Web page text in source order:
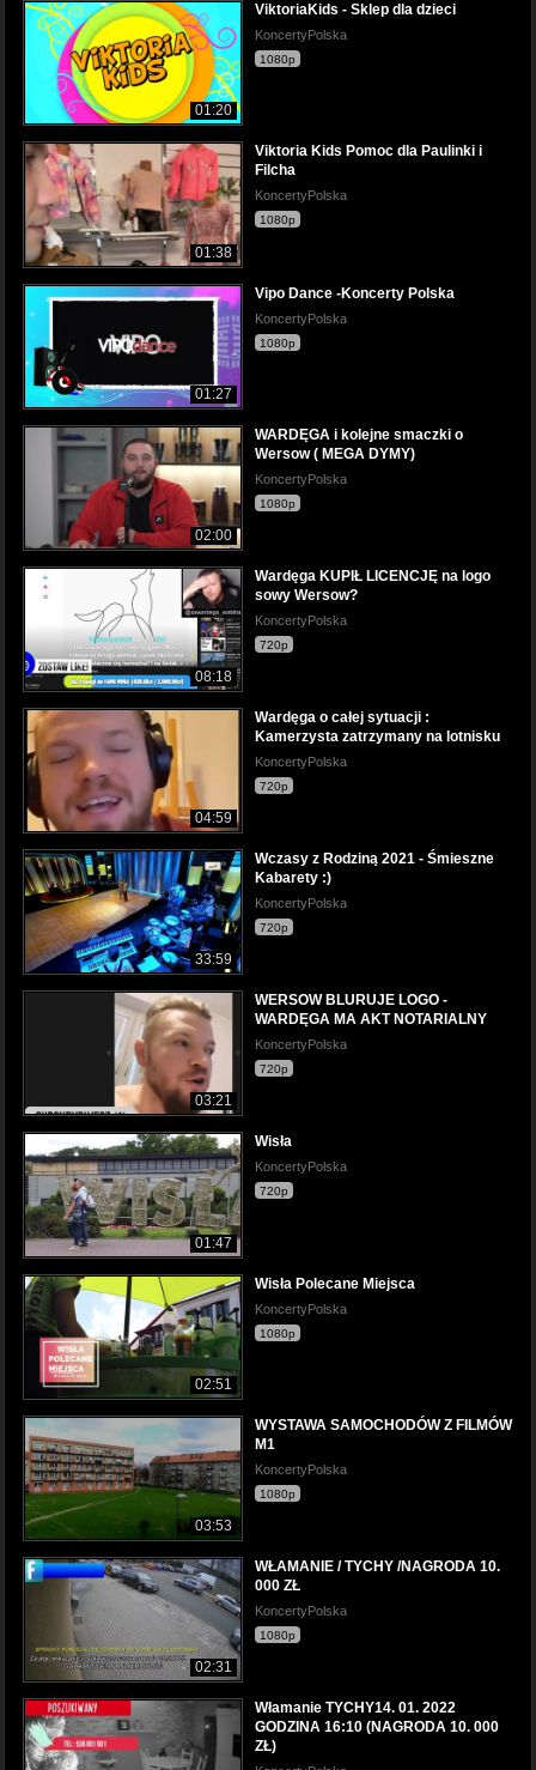
01:20
ViktoriaKids - Sklep dla dzieci
KoncertyPolska
1080p
01:38
Viktoria Kids Pomoc dla Paulinki i
Filcha
KoncertyPolska
1080p
01:27
Vipo Dance -Koncerty Polska
KoncertyPolska
1080p
02:00
WARDĘGA i kolejne smaczki o
Wersow ( MEGA DYMY)
KoncertyPolska
1080p
08:18
Wardęga KUPIŁ LICENCJĘ na logo
sowy Wersow?
KoncertyPolska
720p
04:59
Wardęga o całej sytuacji :
Kamerzysta zatrzymany na lotnisku
KoncertyPolska
720p
33:59
Wczasy z Rodziną 2021 - Śmieszne
Kabarety :)
KoncertyPolska
720p
03:21
WERSOW BLURUJE LOGO -
WARDĘGA MA AKT NOTARIALNY
KoncertyPolska
720p
01:47
Wisła
KoncertyPolska
720p
02:51
Wisła Polecane Miejsca
KoncertyPolska
1080p
03:53
WYSTAWA SAMOCHODÓW Z FILMÓW
M1
KoncertyPolska
1080p
02:31
WŁAMANIE / TYCHY /NAGRODA 10.
000 ZŁ
KoncertyPolska
1080p
Włamanie TYCHY14. 01. 2022
GODZINA 16:10 (NAGRODA 10. 000
ZŁ)